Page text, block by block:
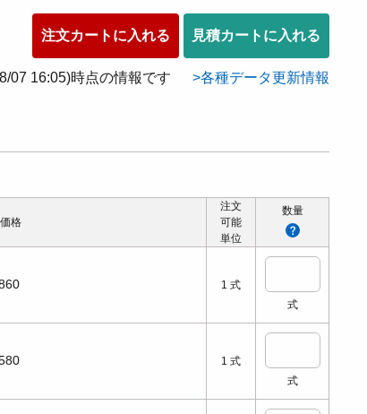
注文カートに入れる 見積カートに入れる
07 16:05)時点の情報です 各種データ更新情報
格
注文
可能
単位
数量
1 式
式
1 式
式